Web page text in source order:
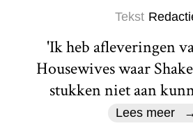
Tekst
'Ik heb afleveringen
Housewives waar
stukken niet aan
Lees meer